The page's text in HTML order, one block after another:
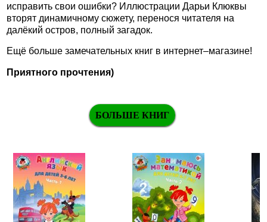
исправить свои ошибки? Иллюстрации Дарьи Клюквы
вторят динамичному сюжету, перенося читателя на
далёкий остров, полный загадок.
Ещё больше замечательных книг в интернет–магазине!
Приятного прочтения)
БОЛЬШЕ КНИГ